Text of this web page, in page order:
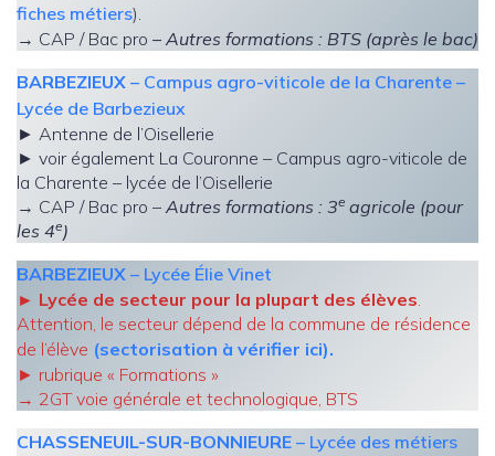
fiches métiers).
→ CAP / Bac pro – Autres formations : BTS (après le bac)
BARBEZIEUX – Campus agro-viticole de la Charente –
Lycée de Barbezieux
► Antenne de l’Oisellerie
► voir également La Couronne – Campus agro-viticole de
la Charente – lycée de l’Oisellerie
→ CAP / Bac pro – Autres formations : 3e agricole (pour
les 4e)
BARBEZIEUX – Lycée Élie Vinet
► Lycée de secteur pour la plupart des élèves.
Attention, le secteur dépend de la commune de résidence
de l’élève (sectorisation à vérifier ici).
► rubrique « Formations »
→ 2GT voie générale et technologique, BTS
CHASSENEUIL-SUR-BONNIEURE – Lycée des métiers